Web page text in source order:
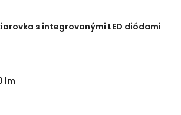
s integrovanými LED diódami
lm